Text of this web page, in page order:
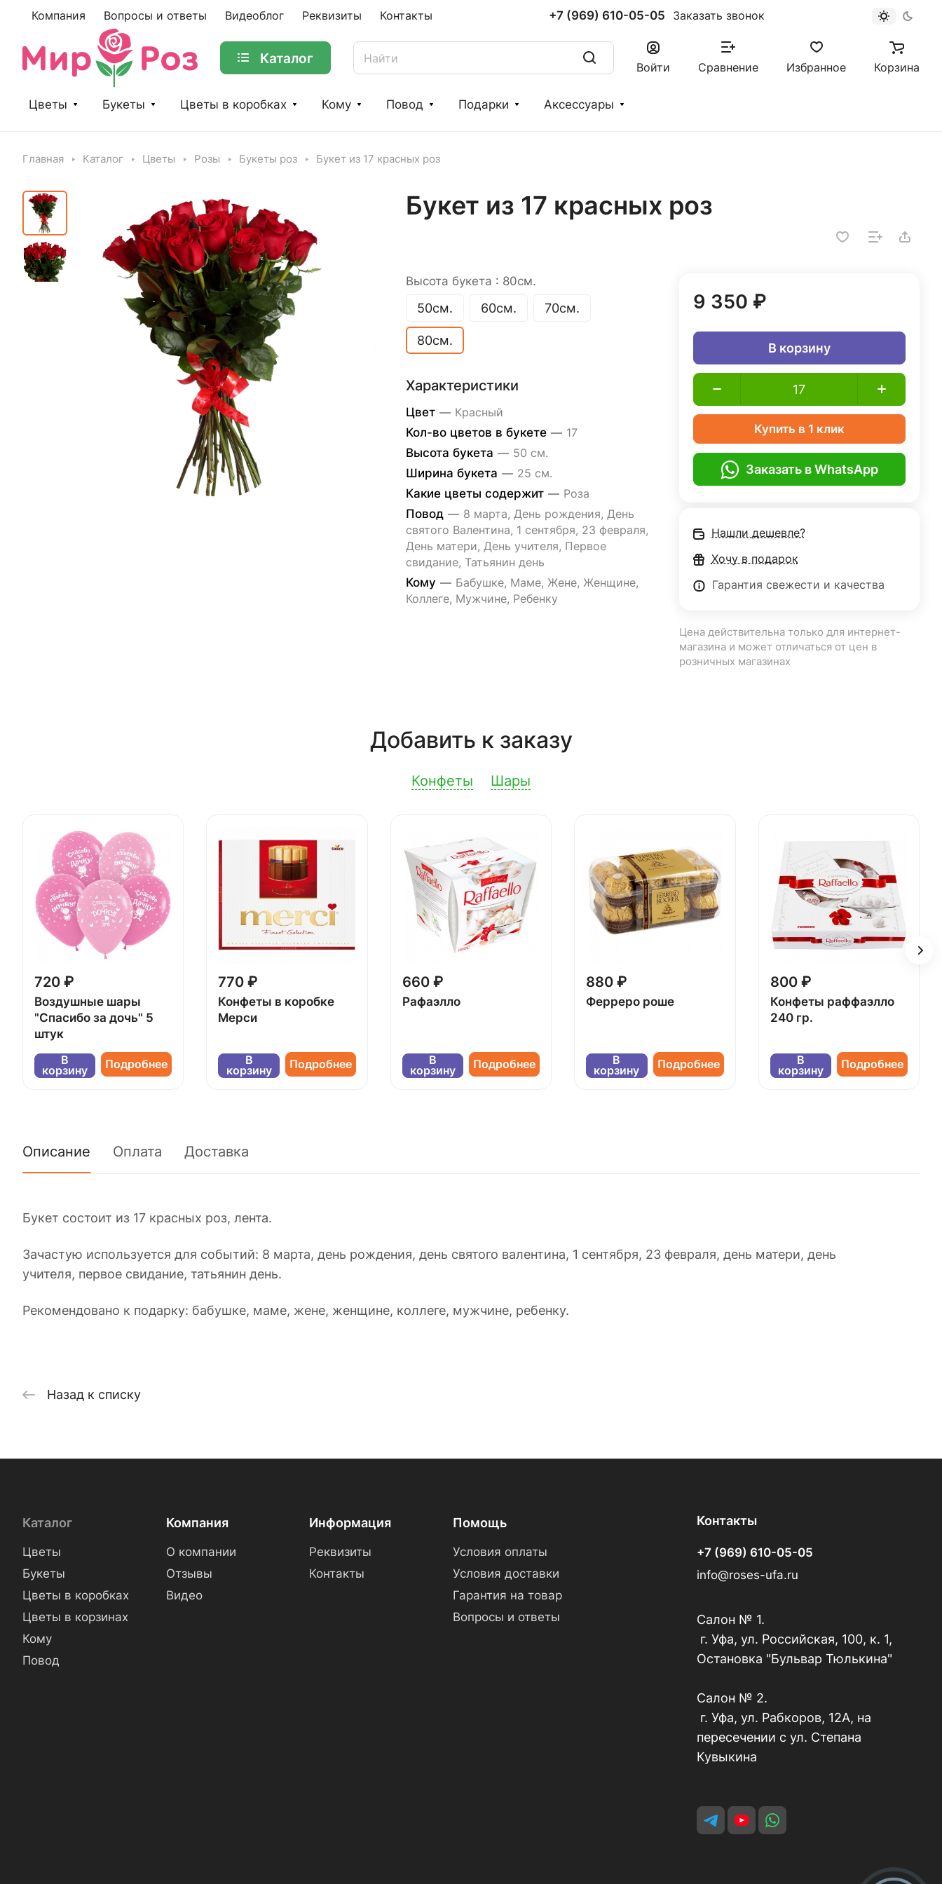
Компания Вопросы и ответы Видеоблог Реквизиты Контакты +7 (969) 610-05-05 Заказать звонок
Каталог
Войти Сравнение Избранное Корзина
Цветы Букеты Цветы в коробках Кому Повод Подарки Аксессуары
Главная Каталог Цветы Розы Букеты роз Букет из 17 красных роз
Букет из 17 красных роз
Высота букета : 80см.
50см. 60см. 70см.
80см.
Характеристики
Цвет — Красный
Кол-во цветов в букете — 17
Высота букета — 50 см.
Ширина букета — 25 см.
Какие цветы содержит — Роза
Повод — 8 марта, День рождения, День
святого Валентина, 1 сентября, 23 февраля,
День матери, День учителя, Первое
свидание, Татьянин день
Кому — Бабушке, Маме, Жене, Женщине,
Коллеге, Мужчине, Ребенку
9 350 ₽
В корзину
Купить в 1 клик
Заказать в WhatsApp
Нашли дешевле?
Хочу в подарок
Гарантия свежести и качества
Цена действительна только для интернет-
магазина и может отличаться от цен в
розничных магазинах
Добавить к заказу
Конфеты Шары
720 ₽
Воздушные шары
"Спасибо за дочь" 5
штук
В
корзину
Подробнее
770 ₽
Конфеты в коробке
Мерси
В
корзину
Подробнее
660 ₽
Рафаэлло
В
корзину
Подробнее
880 ₽
Ферреро роше
В
корзину
Подробнее
800 ₽
Конфеты раффаэлло
240 гр.
В
корзину
Подробнее
Описание Оплата Доставка
Букет состоит из 17 красных роз, лента.
Зачастую используется для событий: 8 марта, день рождения, день святого валентина, 1 сентября, 23 февраля, день матери, день
учителя, первое свидание, татьянин день.
Рекомендовано к подарку: бабушке, маме, жене, женщине, коллеге, мужчине, ребенку.
Назад к списку
Каталог
Цветы
Букеты
Цветы в коробках
Цветы в корзинах
Кому
Повод
Компания
О компании
Отзывы
Видео
Информация
Реквизиты
Контакты
Помощь
Условия оплаты
Условия доставки
Гарантия на товар
Вопросы и ответы
Контакты
+7 (969) 610-05-05
info@roses-ufa.ru
Салон № 1.
г. Уфа, ул. Российская, 100, к. 1,
Остановка "Бульвар Тюлькина"
Салон № 2.
г. Уфа, ул. Рабкоров, 12А, на
пересечении с ул. Степана
Кувыкина